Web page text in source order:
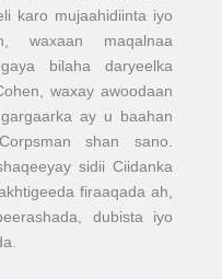
karo mujaahidiinta iyo
waxaan maqalnaa
bilaha daryeelka
waxay awoodaan
ay u baahan
shan sano.
sidii Ciidanka
firaaqada ah,
dubista iyo